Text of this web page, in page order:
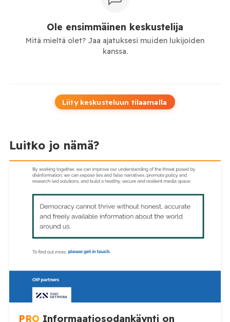
Ole ensimmäinen keskustelija
Mitä mieltä olet? Jaa ajatuksesi muiden lukijoiden
kanssa.
Liity keskusteluun tilaamalla
Luitko jo nämä?
PRO Informaatiosodankäynti on